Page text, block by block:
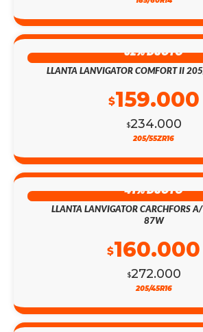
32% DSCTO
LLANTA LANVIGATOR COMFORT II
$234.000
$159.000
205/55ZR16
41% DSCTO
LLANTA LANVIGATOR CARCHFORS
87W
$272.000
$160.000
205/45R16